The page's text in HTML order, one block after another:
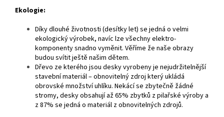
Ekologie:
Díky dlouhé životnosti (desítky let) se jedná o velmi
ekologický výrobek, navíc lze všechny elektro-
komponenty snadno vyměnit. Věříme že naše obrazy
budou svítit ještě našim dětem.
Dřevo ze kterého jsou desky vyrobeny je nejudržitelnější
stavební materiál – obnovitelný zdroj který ukládá
obrovské množství uhlíku. Nekácí se zbytečně žádné
stromy, desky obsahují až 65% zbytků z pilařské výroby a
z 87% se jedná o materiál z obnovitelných zdrojů.